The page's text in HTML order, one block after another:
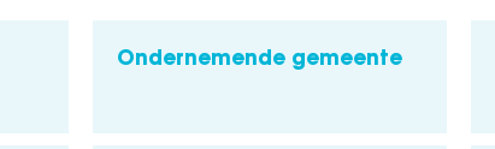
Ondernemende gemeente